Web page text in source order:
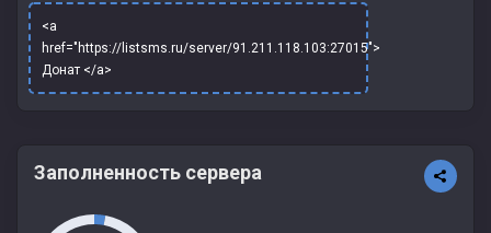
<a
href="https://listsms.ru/server/91.211.118.103:27015">
Донат </a>
Заполненность сервера